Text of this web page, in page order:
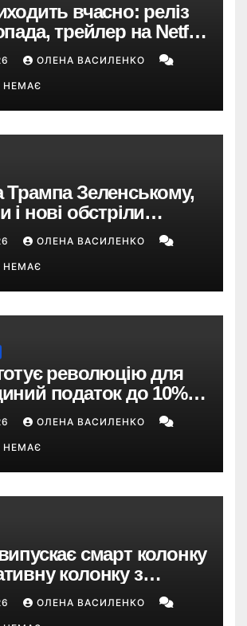
вчасно: реліз
трейлер на Netflix
передзамовлень
ОЛЕНА ВАСИЛЕНКО
НЕМАЄ
Трампа Зеленському,
і нові обстріли
– що пішло не так?
ОЛЕНА ВАСИЛЕНКО
НЕМАЄ
революцію для
податок до 10%,
року та перегляд 2-ї
ОЛЕНА ВАСИЛЕНКО
НЕМАЄ
смарт колонку
колонку з
камерою та цінником
ОЛЕНА ВАСИЛЕНКО